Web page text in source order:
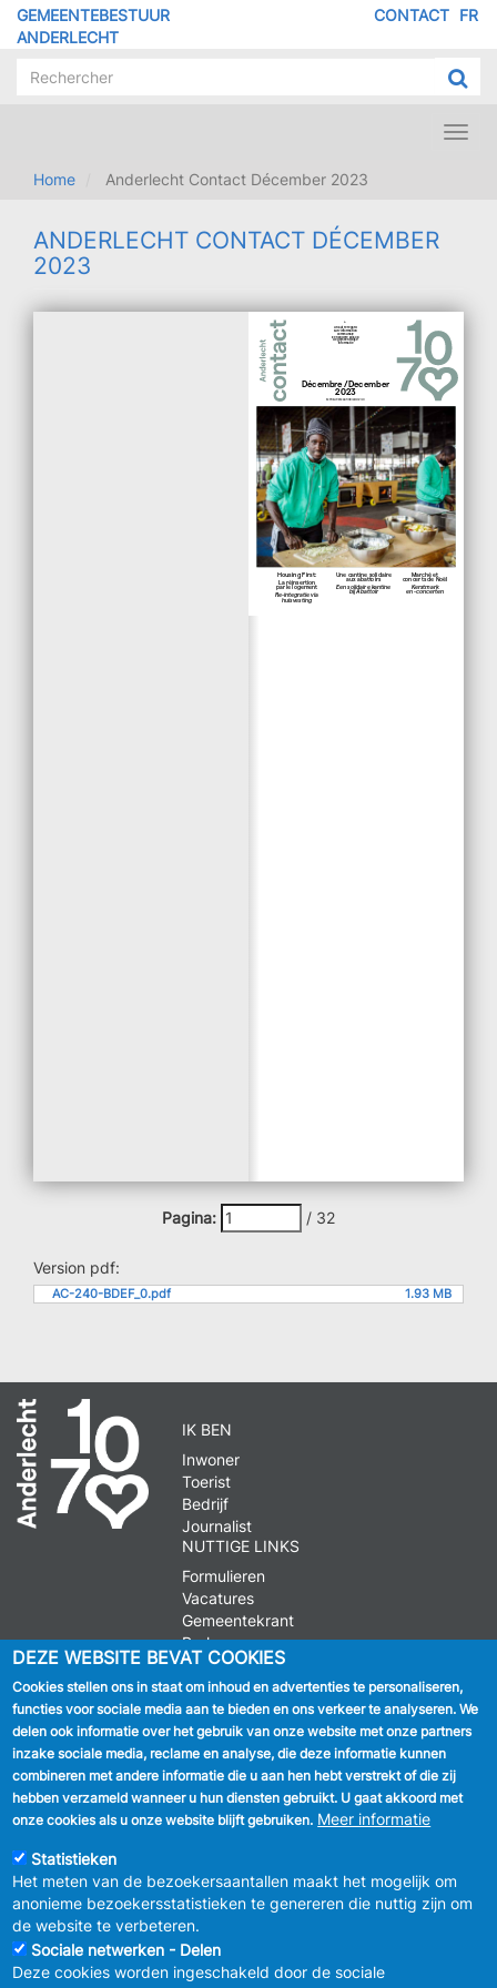
Overslaan
GEMEENTEBESTUUR
ANDERLECHT
FR
CONTACT
Home
Anderlecht Contact Décember 2023
ANDERLECHT CONTACT DÉCEMBER
2023
Pagina: / 32
Version pdf:
AC-240-BDEF_0.pdf 1.93 MB
IK BEN
Inwoner
Toerist
Bedrijf
Journalist
NUTTIGE LINKS
Formulieren
Vacatures
Gemeentekrant
Parkeren
VOLG ONS
Facebook
Linkedin
Instagram
DEZE WEBSITE BEVAT COOKIES
Cookies stellen ons in staat om inhoud en advertenties te personaliseren,
functies voor sociale media aan te bieden en ons verkeer te analyseren. We
delen ook informatie over het gebruik van onze website met onze partners
inzake sociale media, reclame en analyse, die deze informatie kunnen
combineren met andere informatie die u aan hen hebt verstrekt of die zij
hebben verzameld wanneer u hun diensten gebruikt. U gaat akkoord met
onze cookies als u onze website blijft gebruiken. Meer informatie
Statistieken
Het meten van de bezoekersaantallen maakt het mogelijk om
anonieme bezoekersstatistieken te genereren die nuttig zijn om
de website te verbeteren.
Sociale netwerken - Delen
Deze cookies worden ingeschakeld door de sociale